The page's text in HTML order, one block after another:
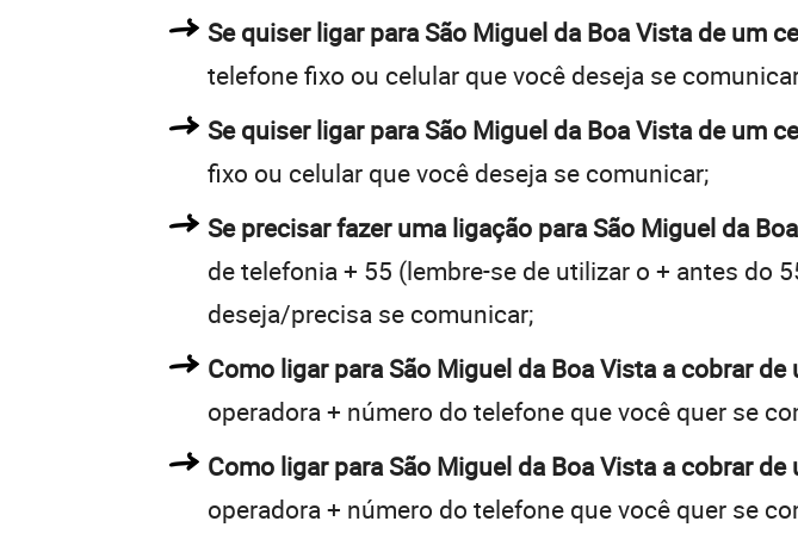
Se quiser ligar para São Miguel da Boa Vista de um
telefone fixo ou celular que você deseja se
Se quiser ligar para São Miguel da Boa Vista de um
fixo ou celular que você deseja se comunicar;
Se precisar fazer uma ligação para São Miguel da
de telefonia + 55 (lembre-se de utilizar o + antes do
deseja/precisa se comunicar;
Como ligar para São Miguel da Boa Vista a cobrar
operadora + número do telefone que você quer se
Como ligar para São Miguel da Boa Vista a cobrar
operadora + número do telefone que você quer se